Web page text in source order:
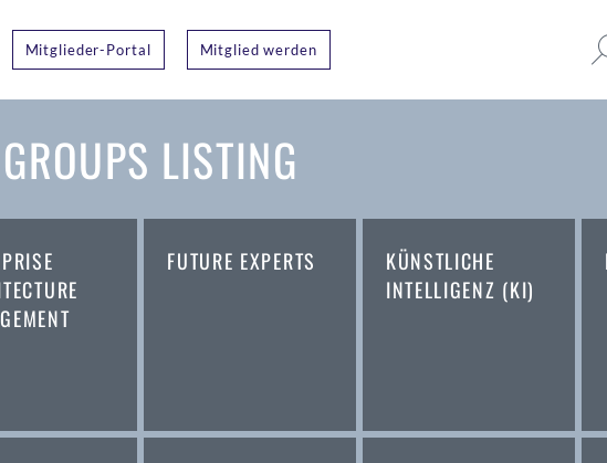
Mitglieder-Portal Mitglied werden
LISTING
FUTURE EXPERTS
KÜNSTLICHE
INTELLIGENZ (KI)